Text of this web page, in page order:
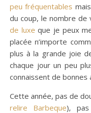
peu fréquentables
du coup, le nombre
de luxe que je peux
placée n’importe
plus à la grande joie
chaque jour un peu
connaissent de
Cette année, pas de
relire Barbeque),